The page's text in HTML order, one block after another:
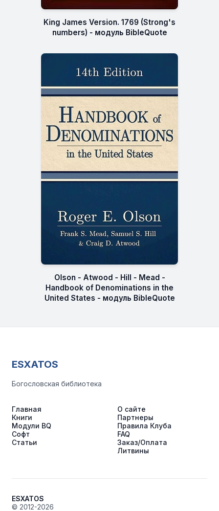
King James Version. 1769 (Strong's
numbers) - модуль BibleQuote
Olson - Atwood - Hill - Mead -
Handbook of Denominations in the
United States - модуль BibleQuote
ESXATOS
Богословская библиотека
Главная
Книги
Модули BQ
Софт
Статьи
О сайте
Партнеры
Правила Клуба
FAQ
Заказ/Оплата
Литвины
ESXATOS
© 2012-2026